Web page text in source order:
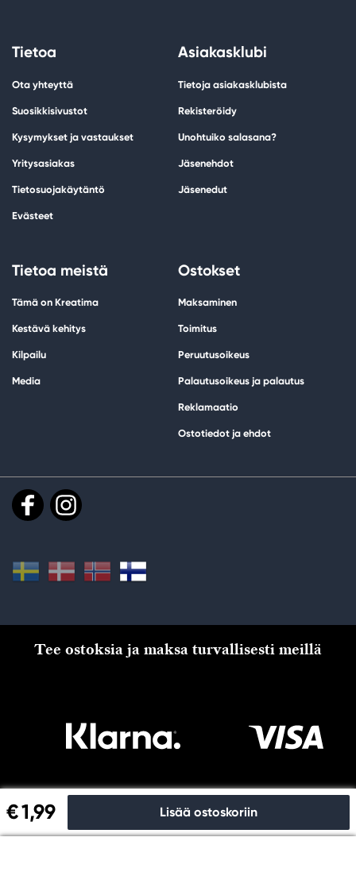
€ 1,99 Lisää ostoskoriin
Tietoa
Ota yhteyttä
Suosikkisivustot
Kysymykset ja vastaukset
Yritysasiakas
Tietosuojakäytäntö
Evästeet
Asiakasklubi
Tietoja asiakasklubista
Rekisteröidy
Unohtuiko salasana?
Jäsenehdot
Jäsenedut
Tietoa meistä
Tämä on Kreatima
Kestävä kehitys
Kilpailu
Media
Ostokset
Maksaminen
Toimitus
Peruutusoikeus
Palautusoikeus ja palautus
Reklamaatio
Ostotiedot ja ehdot
Tee ostoksia ja maksa turvallisesti meillä